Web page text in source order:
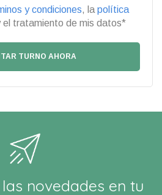
y condiciones, la política
el tratamiento de mis datos*
novedades en tu